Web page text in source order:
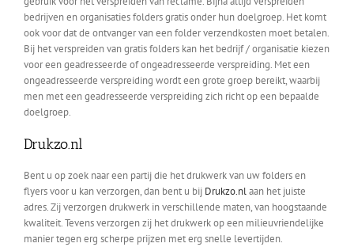
bedrijven en organisaties folders gratis onder hun doelgroep. Het komt
ook voor dat de ontvanger van een folder verzendkosten moet betalen.
Bij het verspreiden van gratis folders kan het bedrijf / organisatie kiezen
voor een geadresseerde of ongeadresseerde verspreiding. Met een
ongeadresseerde verspreiding wordt een grote groep bereikt, waarbij
men met een geadresseerde verspreiding zich richt op een bepaalde
doelgroep.
Drukzo.nl
Bent u op zoek naar een partij die het drukwerk van uw folders en
flyers voor u kan verzorgen, dan bent u bij Drukzo.nlaan het juiste
adres. Zij verzorgen drukwerk in verschillende maten, van hoogstaande
kwaliteit. Tevens verzorgen zij het drukwerk op een milieuvriendelijke
manier tegen erg scherpe prijzen met erg snelle levertijden.